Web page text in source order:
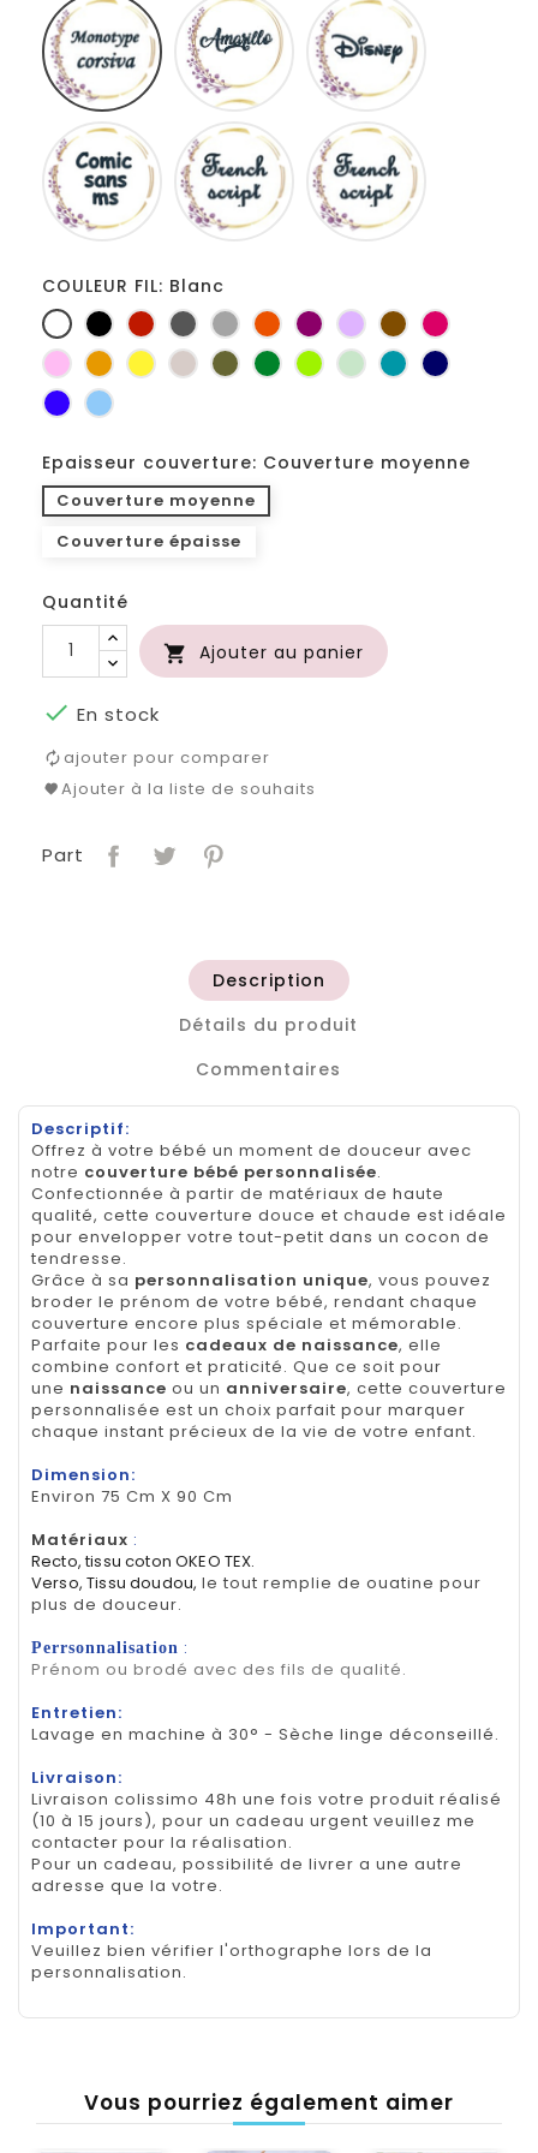
corsiva
Comic
sans
ms
French
script
COULEUR FIL: Blanc
BlancNoir RougeGris
foncé
Gris
clair
Orange
PruneLilasMarronFuchsia
RoseJaune
d'or
jauneFicelleKaki Vert
bouteille
Anis Vert
d'eau
Turquoise
Marine
Bleu
roi
Bleu
Epaisseur couverture: Couverture moyenne
Couverture moyenne
Couverture épaisse
Quantité
 Ajouter au panier
 En stock
ajouter pour comparer
Ajouter à la liste de souhaits
Part
Description
Détails du produit
Commentaires
Descriptif:
Offrez à votre bébé un moment de douceur avec
notre couverture bébé personnalisée.
Confectionnée à partir de matériaux de haute
qualité, cette couverture douce et chaude est idéale
pour envelopper votre tout-petit dans un cocon de
tendresse.
Grâce à sa personnalisation unique, vous pouvez
broder le prénom de votre bébé, rendant chaque
couverture encore plus spéciale et mémorable.
Parfaite pour les cadeaux de naissance, elle
combine confort et praticité. Que ce soit pour
une naissance ou un anniversaire, cette couverture
personnalisée est un choix parfait pour marquer
chaque instant précieux de la vie de votre enfant.
Dimension:
Environ 75 Cm X 90 Cm
Matériaux :
Recto, tissu coton OKEO TEX.
Verso, Tissu doudou, le tout remplie de ouatine pour
plus de douceur.
Perrsonnalisation :
Prénom ou brodé avec des fils de qualité.
Entretien:
Lavage en machine à 30° - Sèche linge déconseillé.
Livraison:
Livraison colissimo 48h une fois votre produit réalisé
(10 à 15 jours), pour un cadeau urgent veuillez me
contacter pour la réalisation.
Pour un cadeau, possibilité de livrer a une autre
adresse que la votre.
Important:
Veuillez bien vérifier l'orthographe lors de la
personnalisation.
Vous pourriez également aimer